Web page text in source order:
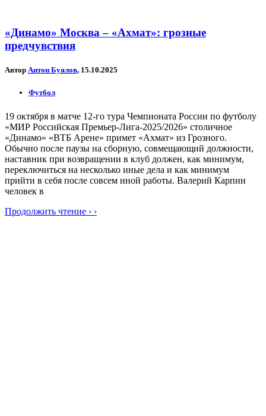
«Динамо» Москва – «Ахмат»: грозные
предчувствия
Автор Антон Буялов, 15.10.2025
Футбол
19 октября в матче 12-го тура Чемпионата России по футболу
«МИР Российская Премьер-Лига-2025/2026» столичное
«Динамо» «ВТБ Арене» примет «Ахмат» из Грозного.
Обычно после паузы на сборную, совмещающий должности,
наставник при возвращении в клуб должен, как минимум,
переключиться на несколько иные дела и как минимум
прийти в себя после совсем иной работы. Валерий Карпин
человек в
Продолжить чтение › ›